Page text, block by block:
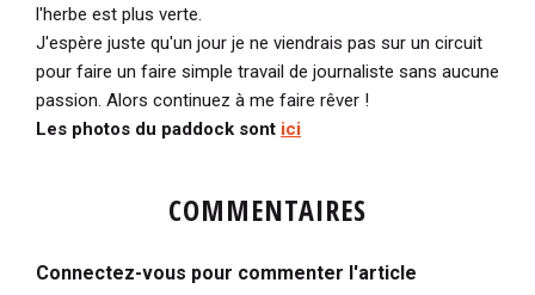
l'herbe est plus verte.
J'espère juste qu'un jour je ne viendrais pas sur un circuit
pour faire un faire simple travail de journaliste sans aucune
passion. Alors continuez à me faire rêver !
Les photos du paddock sont ici
COMMENTAIRES
Connectez-vous pour commenter l'article